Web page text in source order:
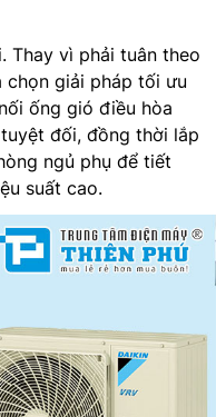
Thay vì phải tuân theo
chọn giải pháp tối ưu
ống gió điều hòa
đối, đồng thời lắp
ngủ phụ để tiết
suất cao.